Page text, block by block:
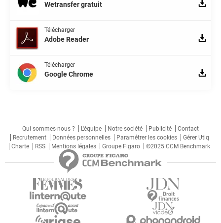
Wetransfer gratuit
Télécharger
Adobe Reader
Télécharger
Google Chrome
Qui sommes-nous ? L'équipe Notre société Publicité
Contact
Recrutement
Données personnelles Paramétrer les cookies
Gérer Utiq
Charte
RSS Mentions légales Groupe Figaro ©2025 CCM Benchmark